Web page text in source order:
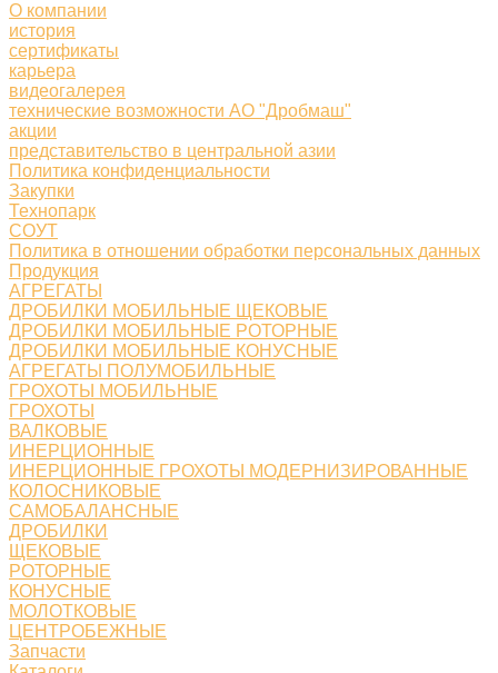
О компании
история
сертификаты
карьера
видеогалерея
технические возможности АО "Дробмаш"
акции
представительство в центральной азии
Политика конфиденциальности
Закупки
Технопарк
СОУТ
Политика в отношении обработки персональных данных
Продукция
АГРЕГАТЫ
ДРОБИЛКИ МОБИЛЬНЫЕ ЩЕКОВЫЕ
ДРОБИЛКИ МОБИЛЬНЫЕ РОТОРНЫЕ
ДРОБИЛКИ МОБИЛЬНЫЕ КОНУСНЫЕ
АГРЕГАТЫ ПОЛУМОБИЛЬНЫЕ
ГРОХОТЫ МОБИЛЬНЫЕ
ГРОХОТЫ
ВАЛКОВЫЕ
ИНЕРЦИОННЫЕ
ИНЕРЦИОННЫЕ ГРОХОТЫ МОДЕРНИЗИРОВАННЫЕ
КОЛОСНИКОВЫЕ
САМОБАЛАНСНЫЕ
ДРОБИЛКИ
ЩЕКОВЫЕ
РОТОРНЫЕ
КОНУСНЫЕ
МОЛОТКОВЫЕ
ЦЕНТРОБЕЖНЫЕ
Запчасти